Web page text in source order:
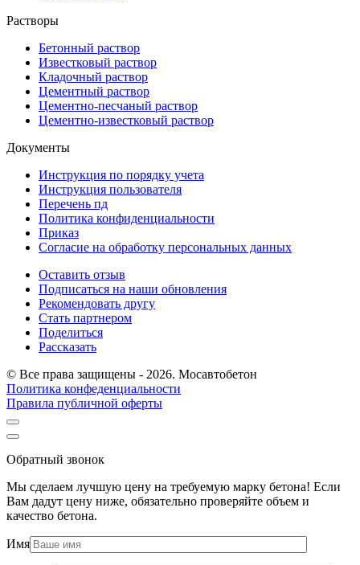
Растворы
Бетонный раствор
Известковый раствор
Кладочный раствор
Цементный раствор
Цементно-песчаный раствор
Цементно-известковый раствор
Документы
Инструкция по порядку учета
Инструкция пользователя
Перечень пд
Политика конфиденциальности
Приказ
Согласие на обработку персональных данных
Оставить отзыв
Подписаться на наши обновления
Рекомендовать другу
Стать партнером
Поделиться
Рассказать
© Все права защищены - 2026. Мосавтобетон
Политика конфеденциальности
Правила публичной оферты
Обратный звонок
Мы сделаем лучшую цену на требуемую марку бетона! Если
Вам дадут цену ниже, обязательно проверяйте объем и
качество бетона.
Имя